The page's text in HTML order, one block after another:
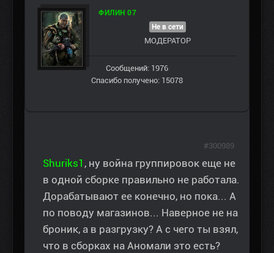
ФИЛИН 07
Не в сети
МОДЕРАТОР
Сообщений: 1976
Спасибо получено: 15078
Shuriks1 , ну война группировок еще не
в одной сборке правильно не работала.
Дорабатывают ее конечно, но пока... А
по поводу магазинов... Наверное не на
броник, а в разгрузку? А с чего ты взял,
что в сборках на Аномали это есть?
#300989